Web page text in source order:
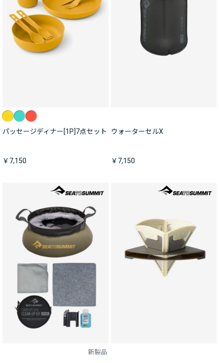
パッセージディナー[1P]7点セット
￥7,150
ウォーターセルX
￥7,150
新製品